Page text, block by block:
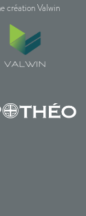
création Valwin